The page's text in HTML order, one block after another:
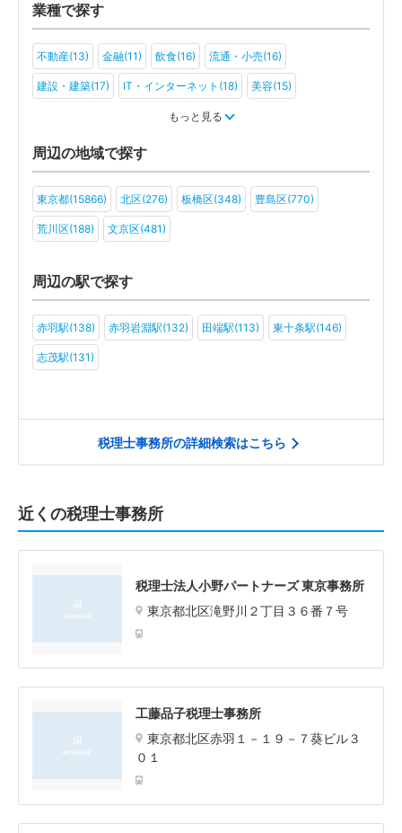
業種で探す
不動産(13) 金融(11) 飲食(16) 流通・小売(16)
建設・建築(17) IT・インターネット(18) 美容(15)
教育(15) 医療・福祉(11)
旅行・ホテル(13) アミューズメント・レジャー(14)
社会福祉法人(9) 医療法人(11) ＮＰＯ法人(8) 学校法人(8)
一般社団法人(13) その他(5)
もっと見る
周辺の地域で探す
東京都(15866) 北区(276) 板橋区(348) 豊島区(770)
荒川区(188) 文京区(481)
周辺の駅で探す
赤羽駅(138) 赤羽岩淵駅(132) 田端駅(113) 東十条駅(146)
志茂駅(131)
税理士事務所の詳細検索はこちら
近くの税理士事務所
税理士法人小野パートナーズ 東京事務所
東京都北区滝野川２丁目３６番７号
工藤品子税理士事務所
東京都北区赤羽１－１９－７葵ビル３
０１